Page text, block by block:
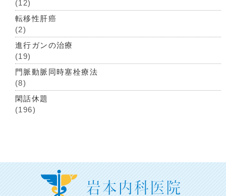
(12)
転移性肝癌
(2)
進行ガンの治療
(19)
門脈動脈同時塞栓療法
(8)
閑話休題
(196)